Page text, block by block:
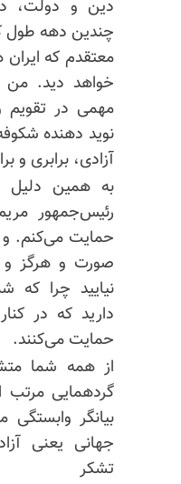
دین و دولت،
چندین دهه طول
معتقدم که ایران
خواهد دید. من
مهمی در تقویم
نوید دهنده
آزادی، برابری و
به همین دلیل
رئیس‌جمهور
حمایت می‌کنم. و
صورت و هرگز و
نیایید چرا که
دارید که در
حمایت می‌کنند.
از همه شما
گردهمایی
بیانگر
جهانی یعنی
تشکر